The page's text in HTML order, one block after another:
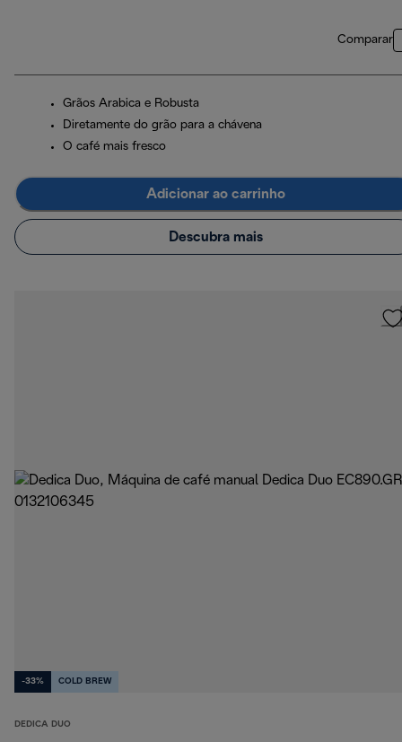
Comparar
Grãos Arabica e Robusta
Diretamente do grão para a chávena
O café mais fresco
Adicionar ao carrinho
Descubra mais
-33% COLD BREW
DEDICA DUO